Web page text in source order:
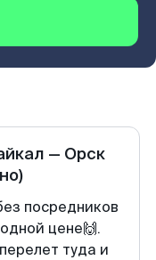
— Орск
посредников
цене🙌.
туда и